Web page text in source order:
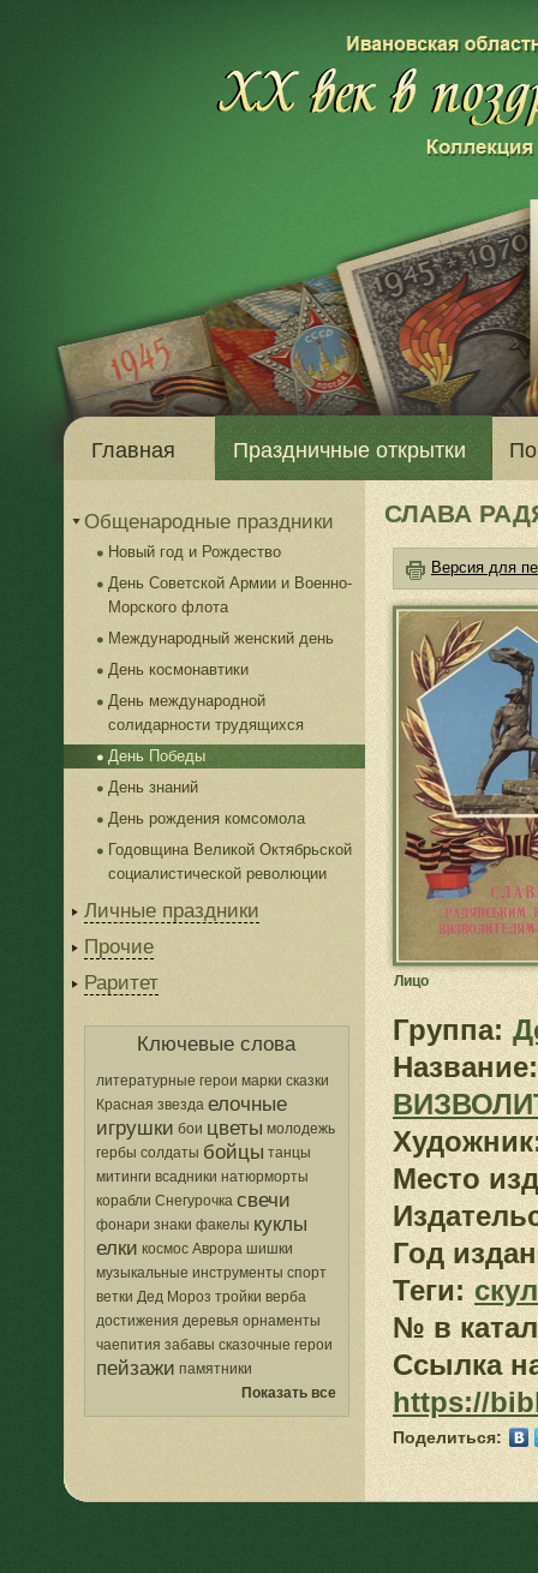
Главная Праздничные открытки
Общенародные праздники
Новый год и Рождество
День Советской Армии и Военно-
Морского флота
Международный женский день
День космонавтики
День международной
солидарности трудящихся
День Победы
День знаний
День рождения комсомола
Годовщина Великой Октябрьской
социалистической революции
Личные праздники
Прочие
Раритет
Ключевые слова
литературные герои марки сказки
Красная звезда елочные
игрушки бои цветы молодежь
гербы солдаты бойцы танцы
митинги всадники натюрморты
корабли Снегурочка свечи
фонари знаки факелы куклы
елки космос Аврора шишки
музыкальные инструменты спорт
ветки Дед Мороз тройки верба
достижения деревья орнаменты
чаепития забавы сказочные герои
пейзажи памятники
Показать все
СЛАВА
Версия для
Лицо
Группа:
Название:
Место
Год
Теги:
№ в
Ссылка
https://
Поделиться: